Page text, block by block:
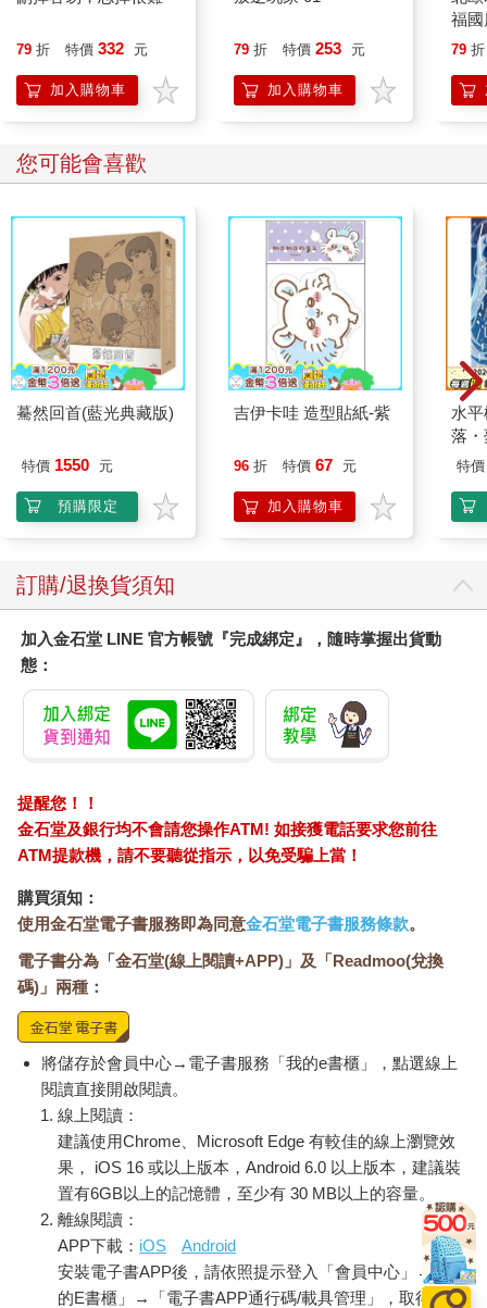
79 折 特價 332 元
加入購物車
79 折 特價 253 元
加入購物車
福
79 折
您可能會喜歡
驀然回首(藍光典藏版)
特價 1550 元
預購限定
吉伊卡哇 造型貼紙-紫
96 折 特價 67 元
加入購物車
水
落
特價
訂購/退換貨須知
加入金石堂 LINE 官方帳號『完成綁定』，隨時掌握出貨動
態：
提醒您！！
金石堂及銀行均不會請您操作ATM! 如接獲電話要求您前往
ATM提款機，請不要聽從指示，以免受騙上當！
購買須知：
使用金石堂電子書服務即為同意金石堂電子書服務條款。
電子書分為「金石堂(線上閱讀+APP)」及「Readmoo(兌換
碼)」兩種：
將儲存於會員中心→電子書服務「我的e書櫃」，點選線上
閱讀直接開啟閱讀。
線上閱讀：
建議使用Chrome、Microsoft Edge 有較佳的線上瀏覽效
果， iOS 16 或以上版本，Android 6.0 以上版本，建議裝
置有6GB以上的記憶體，至少有 30 MB以上的容量。
離線閱讀：
APP下載： iOS
Android
安裝電子書APP後，請依照提示登入「會員中心」→「我
的E書櫃」→「電子書APP通行碼/載具管理」，取得通行